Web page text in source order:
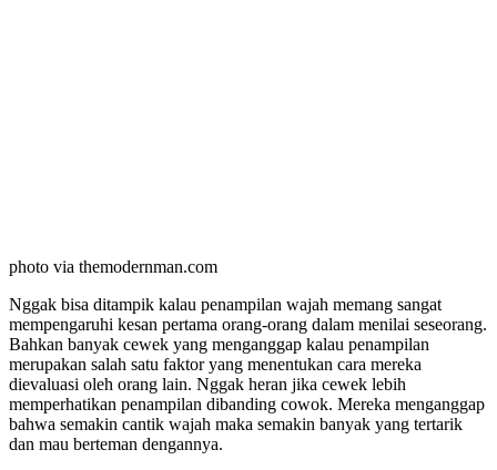
photo via themodernman.com
Nggak bisa ditampik kalau penampilan wajah memang sangat
mempengaruhi kesan pertama orang-orang dalam menilai seseorang.
Bahkan banyak cewek yang menganggap kalau penampilan
merupakan salah satu faktor yang menentukan cara mereka
dievaluasi oleh orang lain. Nggak heran jika cewek lebih
memperhatikan penampilan dibanding cowok. Mereka menganggap
bahwa semakin cantik wajah maka semakin banyak yang tertarik
dan mau berteman dengannya.